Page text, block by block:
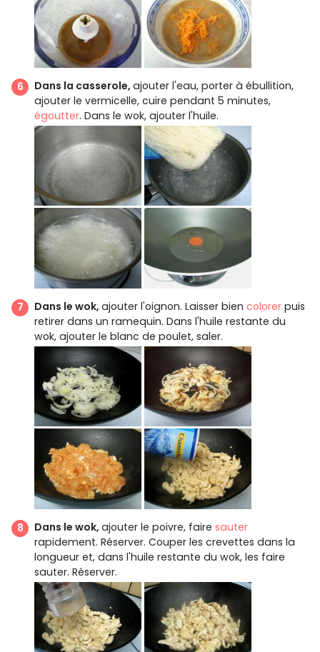
Dans la casserole, ajouter l'eau, porter à ébullition,
ajouter le vermicelle, cuire pendant 5 minutes,
égoutter. Dans le wok, ajouter l'huile.
Dans le wok, ajouter l'oignon. Laisser bien colorer puis
retirer dans un ramequin. Dans l'huile restante du
wok, ajouter le blanc de poulet, saler.
Dans le wok, ajouter le poivre, faire sauter
rapidement. Réserver. Couper les crevettes dans la
longueur et, dans l'huile restante du wok, les faire
sauter. Réserver.